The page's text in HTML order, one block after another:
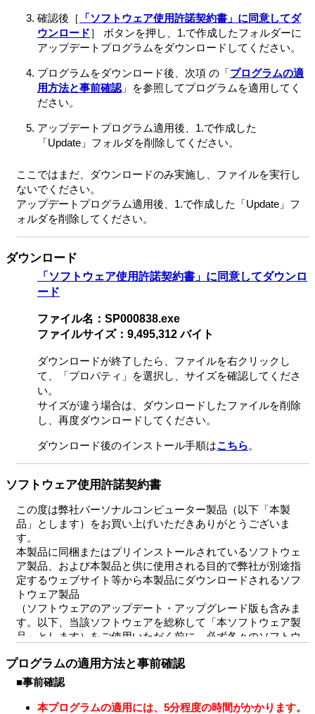
確認後［
「ソフトウェア使用許諾契約書」に同意してダ
ウンロード］ ボタンを押し、1.で作成したフォルダーに
アップデートプログラムをダウンロードしてください。
プログラムをダウンロード後、次項 の「プログラムの適
用方法と事前確認 」を参照してプログラムを適用してく
ださい。
アップデートプログラム適用後、1.で作成した
「Update」フォルダを削除してください。
ここではまだ、ダウンロードのみ実施し、ファイルを実行し
ないでください。
アップデートプログラム適用後、1.で作成した「Update」フ
ォルダを削除してください。
ダウンロード
「ソフトウェア使用許諾契約書」に同意してダウンロ
ード
ファイル名：SP000838.exe
ファイルサイズ：9,495,312 バイト
ダウンロードが終了したら、ファイルを右クリックし
て、「プロパティ」を選択し、サイズを確認してくださ
い。
サイズが違う場合は、ダウンロードしたファイルを削除
し、再度ダウンロードしてください。
ダウンロード後のインストール手順はこちら。
ソフトウェア使用許諾契約書
この度は弊社パーソナルコンピューター製品（以下「本製
品」とします）をお買い上げいただきありがとうございま
す。
本製品に同梱またはプリインストールされているソフトウェ
ア製品、および本製品と供に使用される目的で弊社が別途指
定するウェブサイト等から本製品にダウンロードされるソフ
トウェア製品
（ソフトウェアのアップデート・アップグレード版も含みま
す。以下、当該ソフトウェアを総称して「本ソフトウェア製
品」とします）をご使用いただく前に、必ず各々のソフトウ
本ソフトウェア製品の中には、①各製品の権利者が定めるソ
フトウェア使用許諾契約書を伴うもの（以下「対象外ソフト
用許諾契約を伴わないものがあります。
プログラムの適用方法と事前確認
■事前確認
本プログラムの適用には、5分程度の時間がかかります。